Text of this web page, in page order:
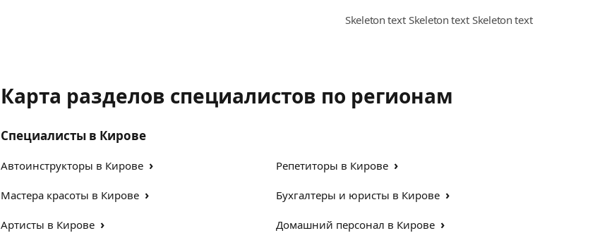
Карта разделов специалистов по регионам
Специалисты в Кирове
Автоинструкторы в Кирове ›
Мастера красоты в Кирове ›
Артисты в Кирове ›
Репетиторы в Кирове ›
Бухгалтеры и юристы в Кирове ›
Домашний персонал в Кирове ›